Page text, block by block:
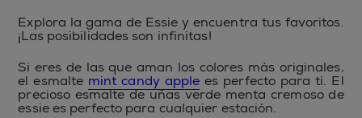
Explora la gama de Essie y encuentra tus favoritos.
¡Las posibilidades son infinitas!
Si eres de las que aman los colores más originales,
el esmalte mint candy apple es perfecto para ti. El
precioso esmalte de uñas verde menta cremoso de
essie es perfecto para cualquier estación.